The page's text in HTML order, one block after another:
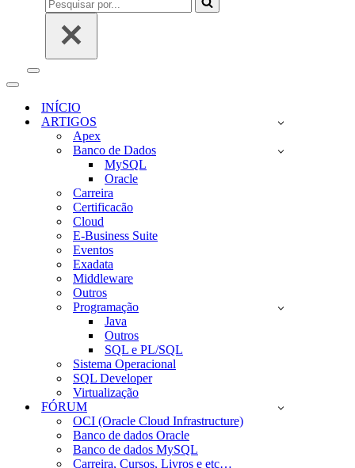
por...
Menu
navegação
Menu
navegaçãoINÍCIO
ARTIGOS
Apex
Banco de Dados
MySQL
Oracle
Carreira
Certificacão
Cloud
E-Business Suite
Eventos
Exadata
Middleware
Outros
Programação
Java
Outros
SQL e PL/SQL
Sistema Operacional
SQL Developer
Virtualização
FÓRUM
OCI (Oracle Cloud Infrastructure)
Banco de dados Oracle
Banco de dados MySQL
Carreira, Cursos, Livros e etc…